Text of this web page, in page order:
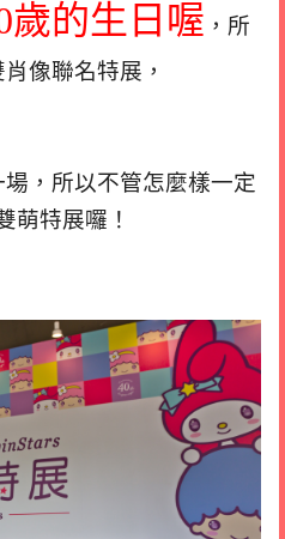
歲的生日喔 ，所
像聯名特展，
，所以不管怎麼樣一定
萌特展囉！